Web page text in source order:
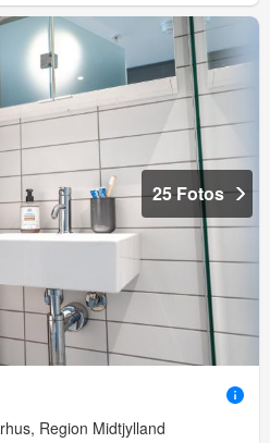
25 Fotos
Region Midtjylland